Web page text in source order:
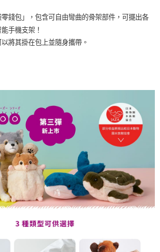
錢包」，包含可自由彎曲的骨架部件，可擺出各
手機支架！
將其掛在包上並隨身攜帶。